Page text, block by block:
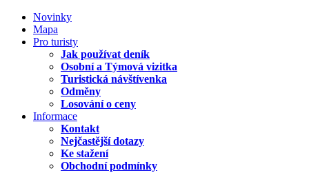
Novinky
Mapa
Pro turisty
Jak používat deník
Osobní a Týmová vizitka
Turistická návštívenka
Odměny
Losování o ceny
Informace
Kontakt
Nejčastější dotazy
Ke stažení
Obchodní podmínky